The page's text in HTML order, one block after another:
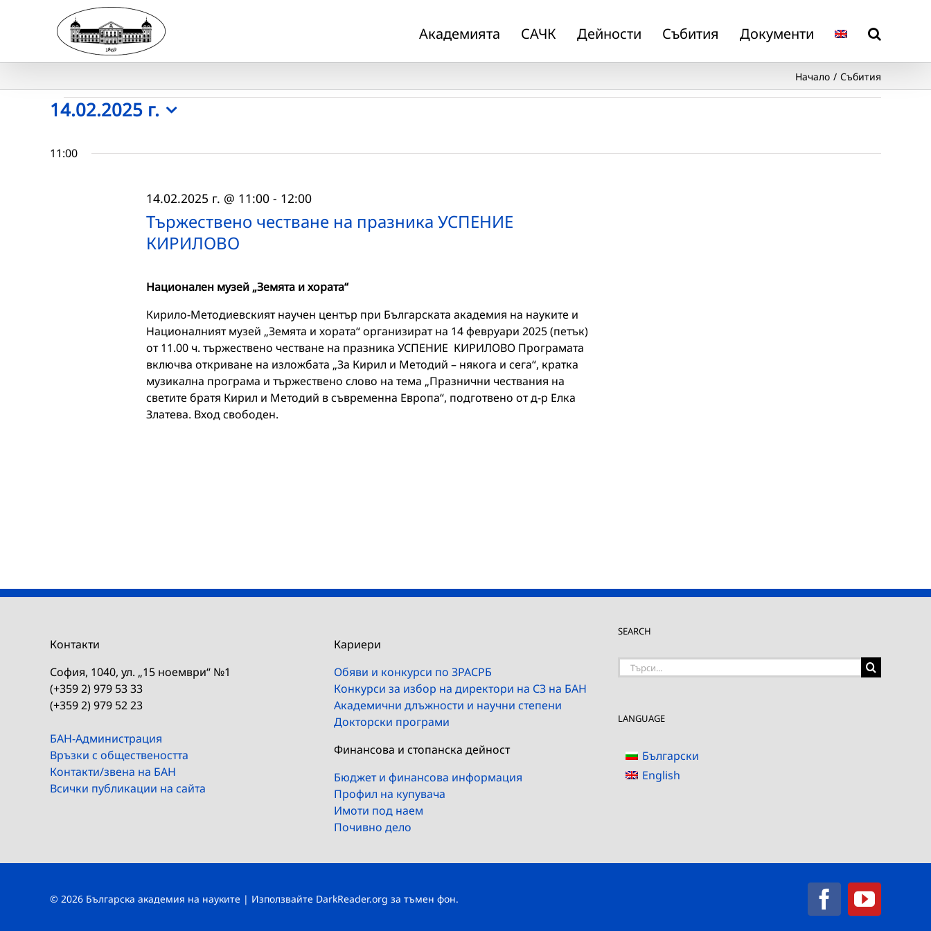
Академията САЧК Дейности Събития Документи
Начало Събития
Събития
for
14.02.2025 г.
date.
11:00
Тържествено честване на празника УСПЕНИЕ
КИРИЛОВО
14.02.2025 г. @ 11:00- 12:00
Национален музей „Земята и хората“
Кирило-Методиевският научен център при Българската академия на науките и
Националният музей „Земята и хората“ организират на 14 февруари 2025 (петък)
от 11.00 ч. тържествено честване на празника УСПЕНИЕ КИРИЛОВО Програмата
включва откриване на изложбата „За Кирил и Методий – някога и сега“, кратка
музикална програма и тържествено слово на тема „Празнични чествания на
светите братя Кирил и Методий в съвременна Европа“, подготвено от д-р Елка
Златева. Вход свободен.
Контакти
София, 1040, ул. „15 ноември“ №1
(+359 2) 979 53 33
(+359 2) 979 52 23
БАН-Администрация
Връзки с обществеността
Контакти/звена на БАН
Всички публикации на сайта
Кариери
Обяви и конкурси по ЗРАСРБ
Конкурси за избор на директори на СЗ на БАН
Академични длъжности и научни степени
Докторски програми
Финансова и стопанска дейност
Бюджет и финансова информация
Профил на купувача
Имоти под наем
Почивно дело
SEARCH
Търсене
LANGUAGE
Български
English
© 2026 Българска академия на науките | Използвайте DarkReader.org за тъмен фон. Facebook